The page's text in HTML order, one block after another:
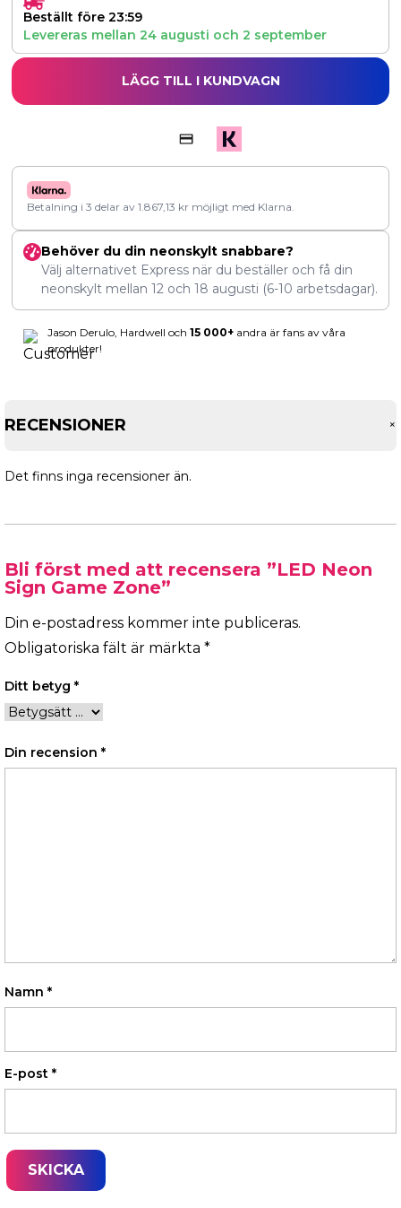
Beställt före 23:59
Levereras mellan 24 augusti och 2 september
LÄGG TILL I KUNDVAGN
Betalning i 3 delar av 1.867,13 kr möjligt med Klarna.
Behöver du din neonskylt snabbare?
Välj alternativet Express när du beställer och få din
neonskylt mellan 12 och 18 augusti (6-10 arbetsdagar).
Jason Derulo, Hardwell och 15 000+ andra är fans av våra
produkter!
RECENSIONER +
Det finns inga recensioner än.
Bli först med att recensera ”LED Neon
Sign Game Zone”
Din e-postadress kommer inte publiceras.
Obligatoriska fält är märkta *
Ditt betyg *
Din recension *
Namn *
E-post *